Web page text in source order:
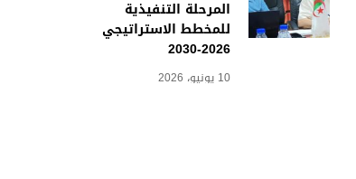
المرحلة التنفيذية
للمخطط الاستراتيجي
2026-2030
10 يونيو، 2026